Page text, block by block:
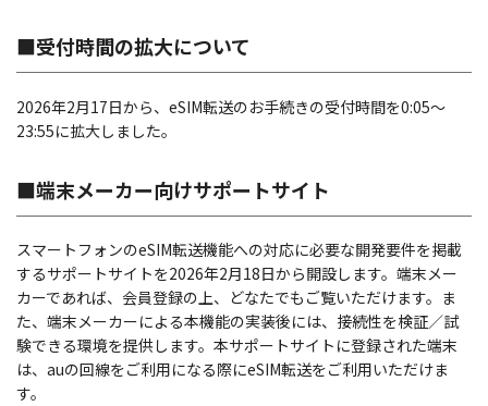
■受付時間の拡大について
2026年2月17日から、eSIM転送のお手続きの受付時間を0:05～
23:55に拡大しました。
■端末メーカー向けサポートサイト
スマートフォンのeSIM転送機能への対応に必要な開発要件を掲載
するサポートサイトを2026年2月18日から開設します。端末メー
カーであれば、会員登録の上、どなたでもご覧いただけます。ま
た、端末メーカーによる本機能の実装後には、接続性を検証／試
験できる環境を提供します。本サポートサイトに登録された端末
は、auの回線をご利用になる際にeSIM転送をご利用いただけま
す。